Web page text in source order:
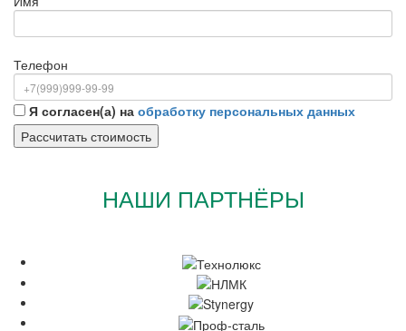
Телефон
Я согласен(а) на обработку персональных данных
НАШИ ПАРТНЁРЫ